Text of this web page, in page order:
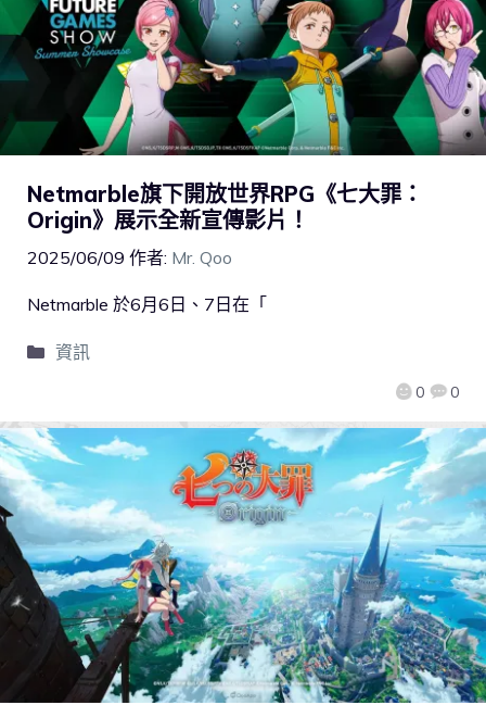
Netmarble旗下開放世界RPG《七大罪：
Origin》展示全新宣傳影片！
2025/06/09 作者: Mr. Qoo
0 0
Netmarble 於6月6日、7日在「
資訊